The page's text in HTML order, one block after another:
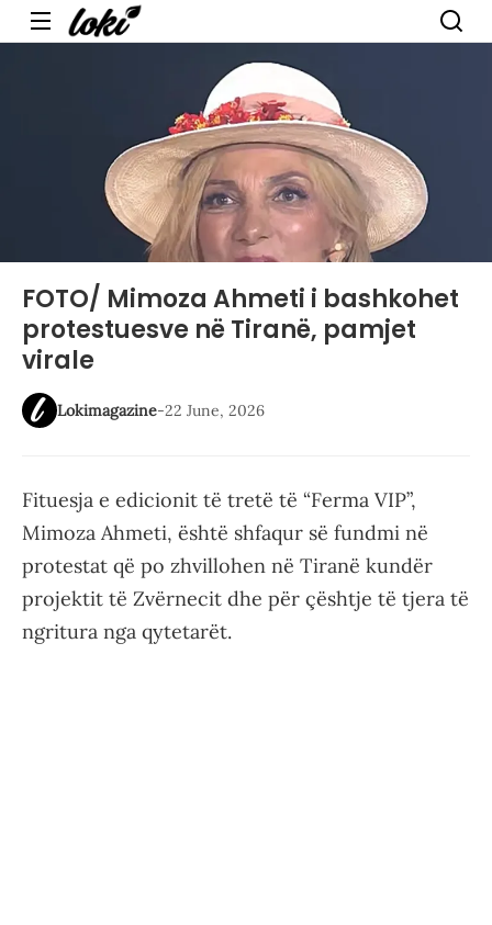
Menu
FOTO/ Mimoza Ahmeti i bashkohet
protestuesve në Tiranë, pamjet
virale
Lokimagazine-22 June, 2026
Fituesja e edicionit të tretë të “Ferma VIP”,
Mimoza Ahmeti, është shfaqur së fundmi në
protestat që po zhvillohen në Tiranë kundër
projektit të Zvërnecit dhe për çështje të tjera të
ngritura nga qytetarët.